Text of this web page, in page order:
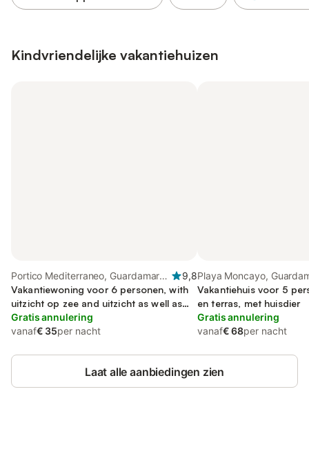
Kindvriendelijke vakantiehuizen
Portico Mediterraneo, Guardamar
del Segura
9,8
Vakantiewoning voor 6 personen, with
uitzicht op zee and uitzicht as well as
terras, met huisdier
Gratis annulering
vanaf€ 35per nacht
Playa Moncayo,
Segura
Vakantiehuis voor 5
en terras, met huisdier
Gratis annulering
vanaf€ 68per nacht
Laat alle aanbiedingen zien